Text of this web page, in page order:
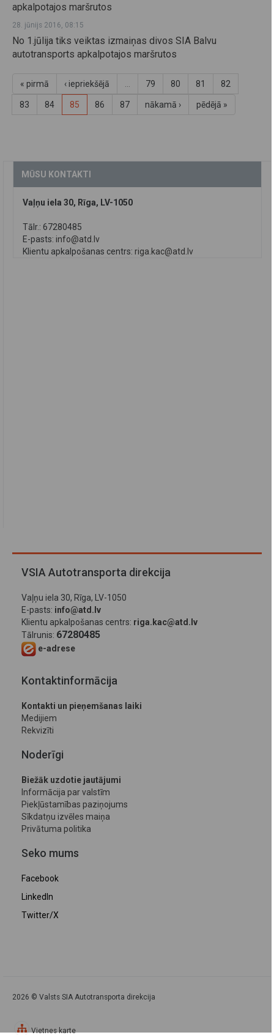
apkalpotajos maršrutos
28. jūnijs 2016, 08:15
No 1.jūlija tiks veiktas izmaiņas divos SIA Balvu
autotransports apkalpotajos maršrutos
« pirmā ‹ iepriekšējā 79 80 81 82
83 84 85 86 87 nākamā › pēdējā »
MŪSU KONTAKTI
Vaļņu iela 30, Rīga, LV-1050
Tālr.: 67280485
E-pasts: info@atd.lv
Klientu apkalpošanas centrs: riga.kac@atd.lv
VSIA Autotransporta direkcija
Vaļņu iela 30, Rīga, LV-1050
E-pasts: info@atd.lv
Klientu apkalpošanas centrs: riga.kac@atd.lv
Tālrunis: 67280485
e-adrese
Kontaktinformācija
Kontakti un pieņemšanas laiki
Medijiem
Rekvizīti
Noderīgi
Biežāk uzdotie jautājumi
Informācija par valstīm
Piekļūstamības paziņojums
Sīkdatņu izvēles maiņa
Privātuma politika
Seko mums
Facebook
LinkedIn
Twitter/X
2026 © Valsts SIA Autotransporta direkcija
Vietnes karte